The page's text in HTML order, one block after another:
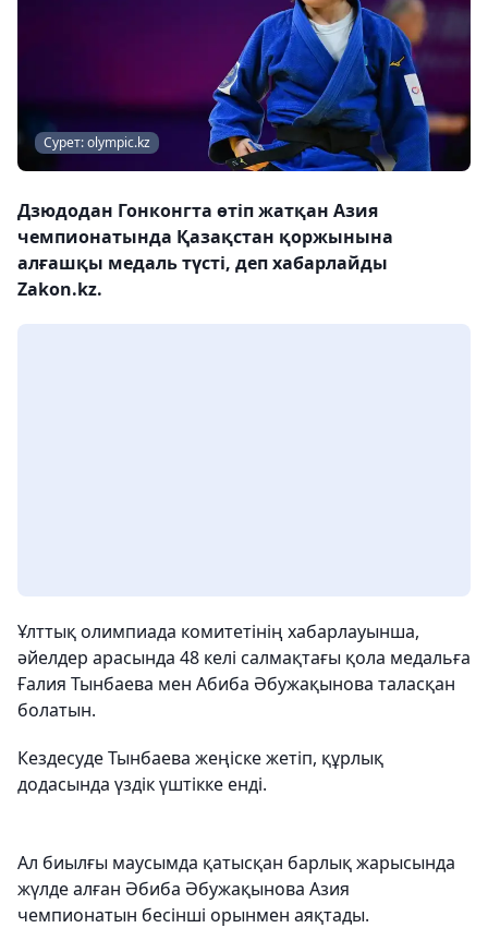
Сурет: olympic.kz
Дзюдодан Гонконгта өтіп жатқан Азия
чемпионатында Қазақстан қоржынына
алғашқы медаль түсті, деп хабарлайды
Zakon.kz.
Ұлттық олимпиада комитетінің хабарлауынша,
әйелдер арасында 48 келі салмақтағы қола медальға
Ғалия Тынбаева мен Абиба Әбужақынова таласқан
болатын.
Кездесуде Тынбаева жеңіске жетіп, құрлық
додасында үздік үштікке енді.
Ал биылғы маусымда қатысқан барлық жарысында
жүлде алған Әбиба Әбужақынова Азия
чемпионатын бесінші орынмен аяқтады.